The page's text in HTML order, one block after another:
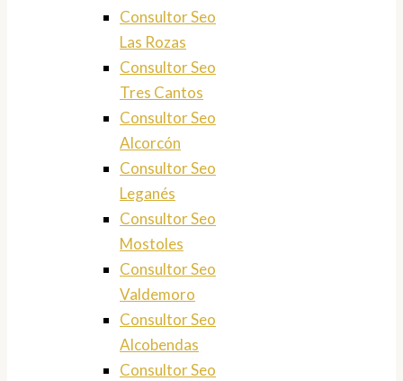
Consultor Seo
Las Rozas
Consultor Seo
Tres Cantos
Consultor Seo
Alcorcón
Consultor Seo
Leganés
Consultor Seo
Mostoles
Consultor Seo
Valdemoro
Consultor Seo
Alcobendas
Consultor Seo